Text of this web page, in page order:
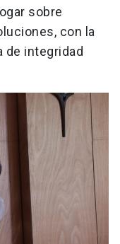
sobre
con la
de integridad